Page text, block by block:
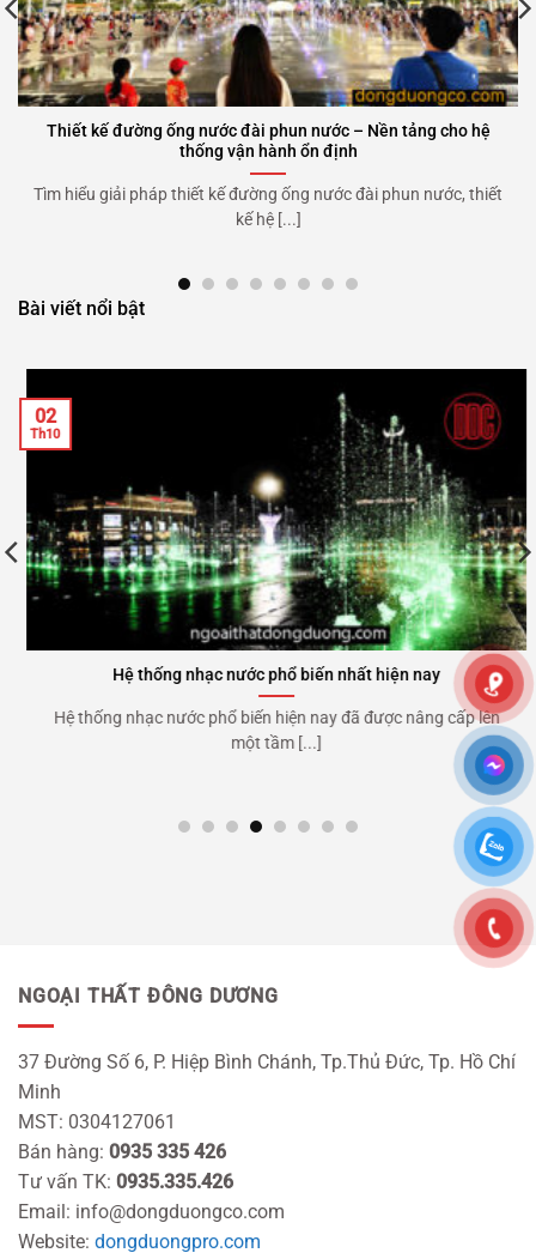
Thiết kế đường ống nước đài phun nước – Nền tảng cho hệ
thống vận hành ổn định
Tìm hiểu giải pháp thiết kế đường ống nước đài phun nước, thiết
kế hệ [...]
Bài viết nổi bật
Hệ thống nhạc nước phổ biến nhất hiện nay
Hệ thống nhạc nước phổ biến hiện nay đã được nâng cấp lên
một tầm [...]
02
Th10
NGOẠI THẤT ĐÔNG DƯƠNG
37 Đường Số 6, P. Hiệp Bình Chánh, Tp.Thủ Đức, Tp. Hồ Chí
Minh
MST: 0304127061
Bán hàng: 0935 335 426
Tư vấn TK: 0935.335.426
Email: info@dongduongco.com
Website: dongduongpro.com